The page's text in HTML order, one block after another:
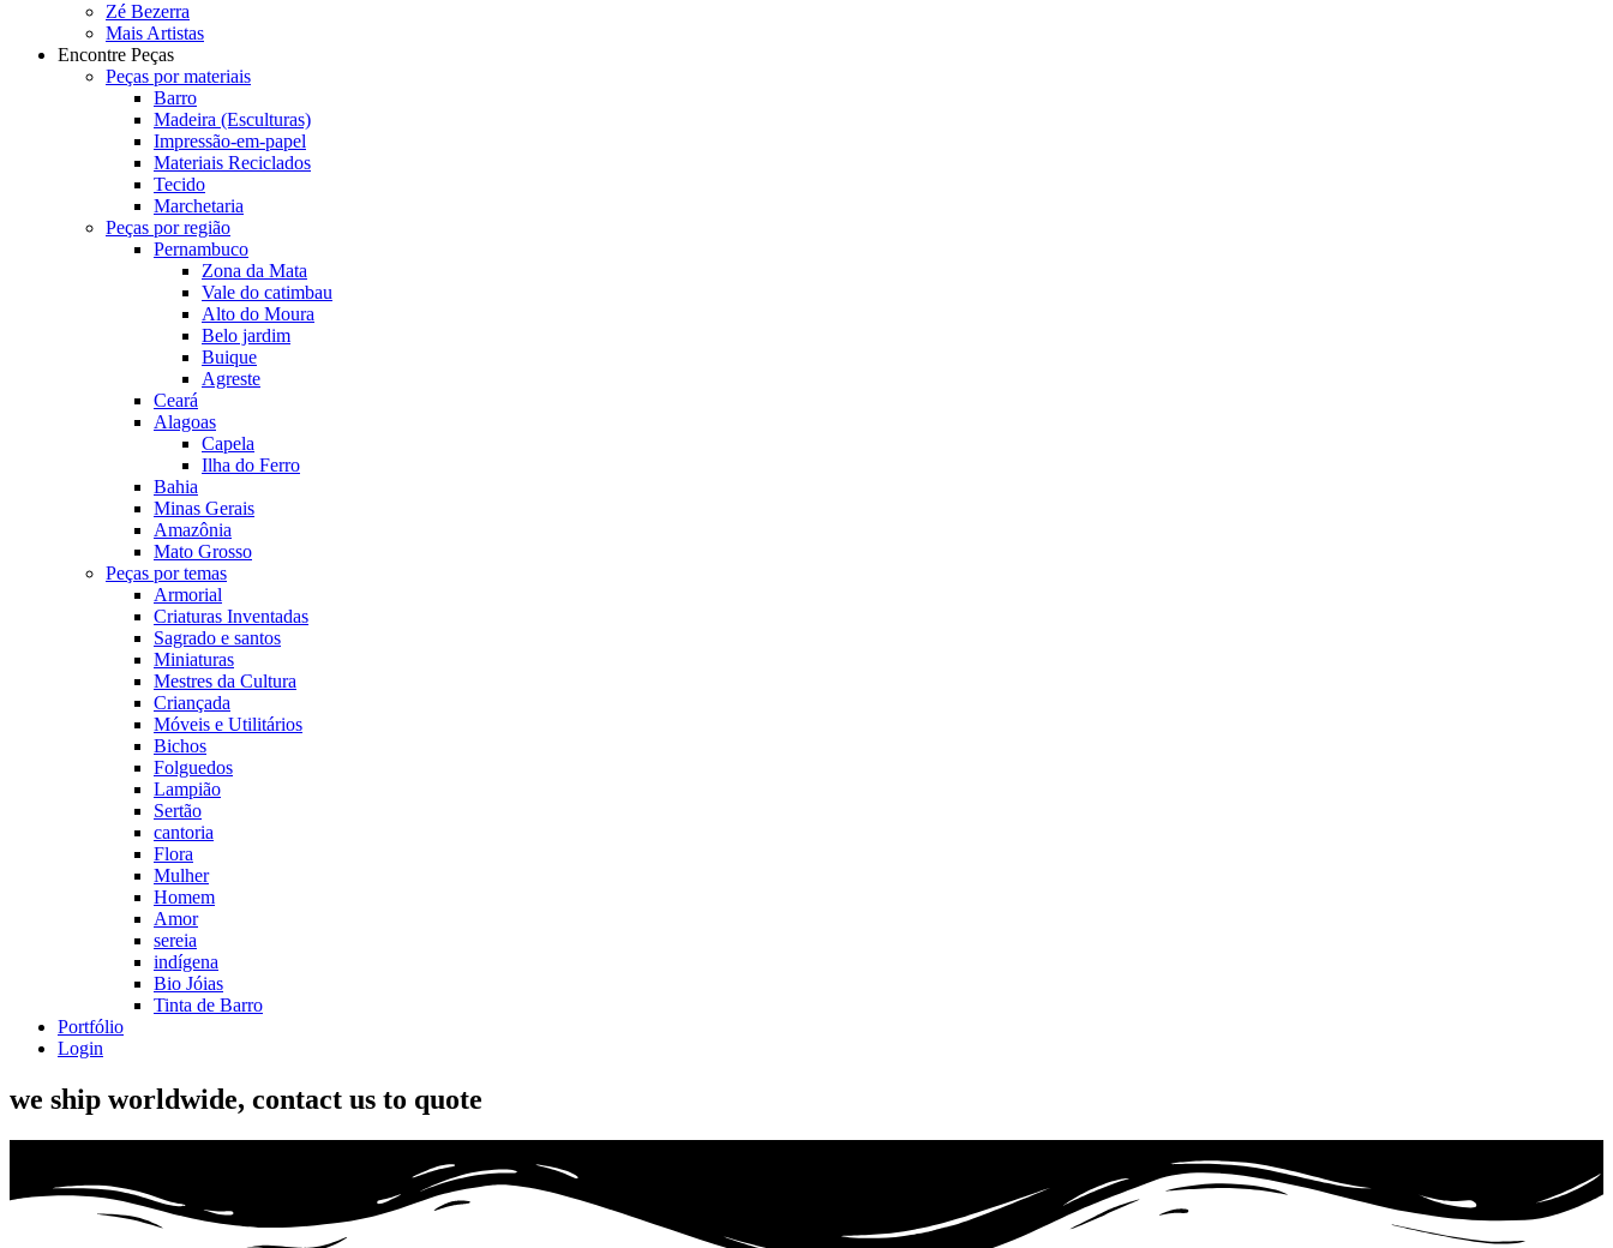
Zé Bezerra
Mais Artistas
Encontre Peças
Peças por materiais
Barro
Madeira (Esculturas)
Impressão-em-papel
Materiais Reciclados
Tecido
Marchetaria
Peças por região
Pernambuco
Zona da Mata
Vale do catimbau
Alto do Moura
Belo jardim
Buique
Agreste
Ceará
Alagoas
Capela
Ilha do Ferro
Bahia
Minas Gerais
Amazônia
Mato Grosso
Peças por temas
Armorial
Criaturas Inventadas
Sagrado e santos
Miniaturas
Mestres da Cultura
Criançada
Móveis e Utilitários
Bichos
Folguedos
Lampião
Sertão
cantoria
Flora
Mulher
Homem
Amor
sereia
indígena
Bio Jóias
Tinta de Barro
Portfólio
Login
we ship worldwide, contact us to quote